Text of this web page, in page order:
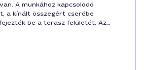
A munkához kapcsolódó
a kínált összegért cserébe
be a terasz felületét. Az